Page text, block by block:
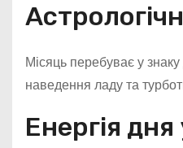
Місяць перебуває у
наведення ладу та
Енергія